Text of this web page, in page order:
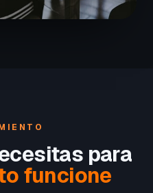
para
funcione